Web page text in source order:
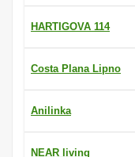
HARTIGOVA 114
Costa Plana Lipno
Anilinka
NEAR living